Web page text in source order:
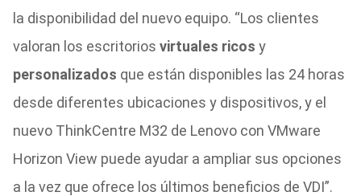
la disponibilidad del nuevo equipo. “Los clientes
valoran los escritorios virtuales ricos y
personalizados que están disponibles las 24 horas
desde diferentes ubicaciones y dispositivos, y el
nuevo ThinkCentre M32 de Lenovo con VMware
Horizon View puede ayudar a ampliar sus opciones
a la vez que ofrece los últimos beneficios de VDI”.